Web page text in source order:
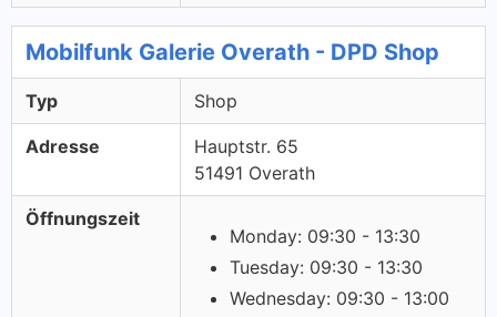
Mobilfunk Galerie Overath - DPD Shop
Typ Shop
Adresse
Hauptstr. 65
51491 Overath
Öffnungszeit
Monday: 09:30 - 13:30
Tuesday: 09:30 - 13:30
Wednesday: 09:30 - 13:00